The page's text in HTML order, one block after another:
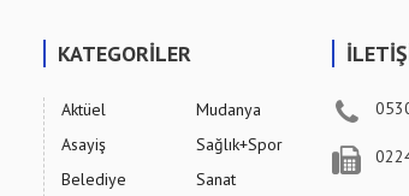
KATEGORİLER
Aktüel
Asayiş
Belediye
Mudanya
Sağlık+Spor
Sanat